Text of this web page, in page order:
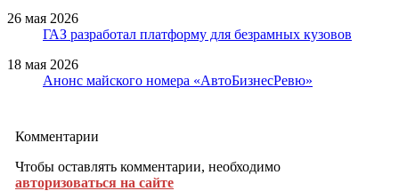
26 мая 2026
ГАЗ разработал платформу для безрамных кузовов
18 мая 2026
Анонс майского номера «АвтоБизнесРевю»
Комментарии
Чтобы оставлять комментарии, необходимо
авторизоваться на сайте